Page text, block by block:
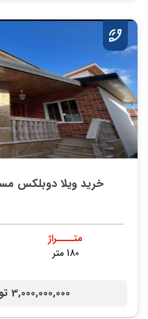
خرید ویلا دوبلکس
متــــراژ
180 متر
3,000,000,000 تومان /